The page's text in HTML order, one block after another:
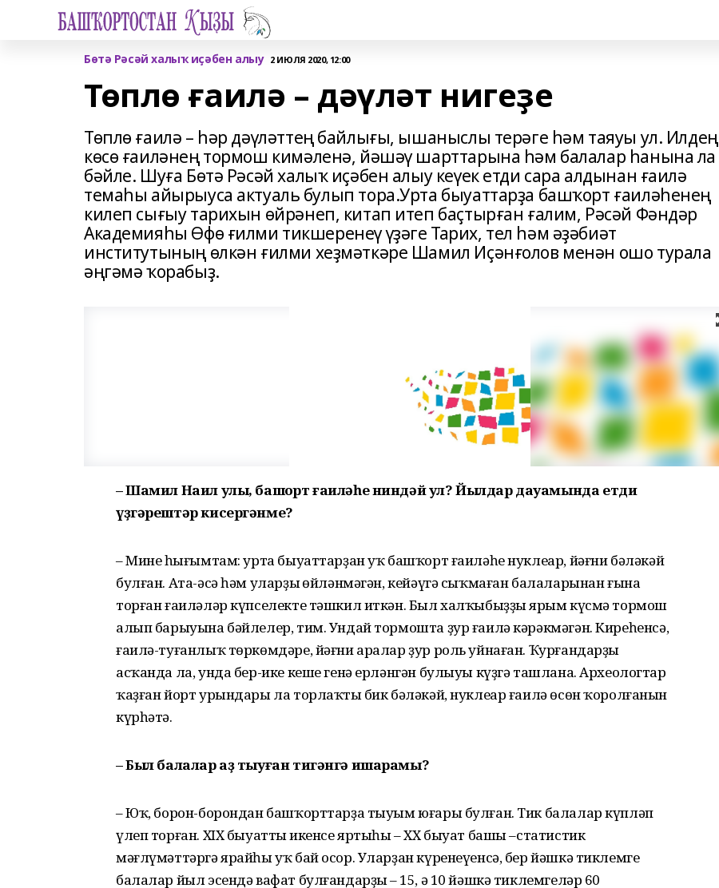
Бөтә Рәсәй халыҡ иҫәбен алыу 2 ИЮЛЯ 2020, 12:00
Төплө ғаилә – дәүләт нигеҙе
Төплө ғаилә – һәр дәүләттең байлығы, ышаныслы терәге һәм таяуы ул. Илдең
көсө ғаиләнең тормош кимәленә, йәшәү шарттарына һәм балалар һанына ла
бәйле. Шуға Бөтә Рәсәй халыҡ иҫәбен алыу кеүек етди сара алдынан ғаилә
темаһы айырыуса актуаль булып тора.Урта быуаттарҙа башҡорт ғаиләһенең
килеп сығыу тарихын өйрәнеп, китап итеп баҫтырған ғалим, Рәсәй Фәндәр
Академияһы Өфө ғилми тикшеренеү үҙәге Тарих, тел һәм әҙәбиәт
институтының өлкән ғилми хеҙмәткәре Шамил Иҫәнғолов менән ошо турала
әңгәмә ҡорабыҙ.
– Шамил Наил улы, башҡорт ғаиләһе ниндәй ул? Йылдар дауамында етди
үҙгәрештәр кисергәнме?
– Минең һығымтам: урта быуаттарҙан уҡ башҡорт ғаиләһе нуклеар, йәғни бәләкәй
булған. Ата-әсә һәм уларҙың өйләнмәгән, кейәүгә сыҡмаған балаларынан ғына
торған ғаиләләр күпселекте тәшкил иткән. Был халҡыбыҙҙың ярым күсмә тормош
алып барыуына бәйлелер, тим. Ундай тормошта ҙур ғаилә кәрәкмәгән. Киреһенсә,
ғаилә-туғанлыҡ төркөмдәре, йәғни аралар ҙур роль уйнаған. Ҡурғандарҙы
асҡанда ла, унда бер-ике кеше генә ерләнгән булыуы күҙгә ташлана. Археологтар
ҡаҙған йорт урындары ла торлаҡтың бик бәләкәй, нуклеар ғаилә өсөн ҡоролғанын
күрһәтә.
– Был балалар аҙ тыуған тигәнгә ишарамы?
– Юҡ, борон-борондан башҡорттарҙа тыуым юғары булған. Тик балалар күпләп
үлеп торған. XIX быуаттың икенсе яртыһы – XX быуат башы –статистик
мәғлүмәттәргә ярайһы уҡ бай осор. Уларҙан күренеүенсә, бер йәшкә тиклемге
балалар йыл эсендә вафат булғандарҙың – 15, ә 10 йәшкә тиклемгеләр 60